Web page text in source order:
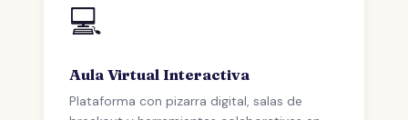
💻
Aula Virtual Interactiva
Plataforma con pizarra digital, salas de